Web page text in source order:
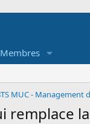
Membres
la